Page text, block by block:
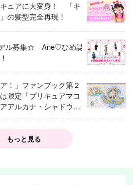
キュアに大変身！ 「キ
の髪型完全再現！
ル募集☆ Ane♡ひめ誌
！」ファンブック第２
限定「プリキュアマコ
アルカナ・シャドウ
エクレールを大特
もっと見る